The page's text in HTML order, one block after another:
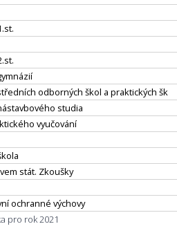
odborných škol a praktických šk
studia
vyučování
stát. Zkoušky
ochranné výchovy
pro rok 2021